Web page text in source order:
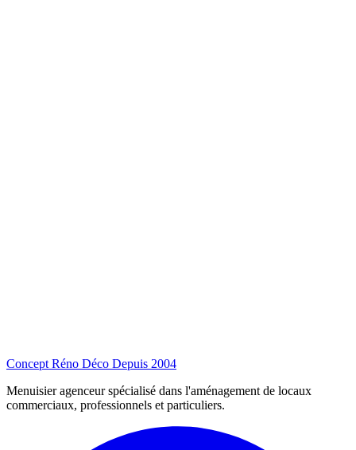
Concept Réno Déco Depuis 2004
Menuisier agenceur spécialisé dans l'aménagement de locaux
commerciaux, professionnels et particuliers.